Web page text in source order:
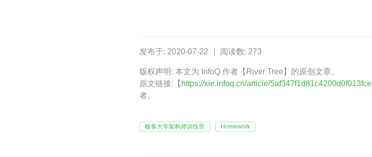
发布于: 2020-07-22 阅读数: 273
版权声明: 本文为 InfoQ 作者【River Tree】的原创文章。
原文链接:【 https://xie.infoq.cn/article/5af347f1d81c4200d0f013fce
者。
极客大学架构师训练营 Homework